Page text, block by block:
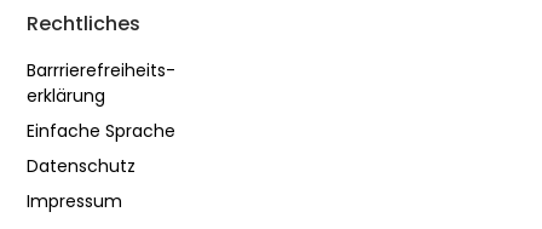
Rechtliches
Barrrierefreiheits-
erklärung
Einfache Sprache
Datenschutz
Impressum